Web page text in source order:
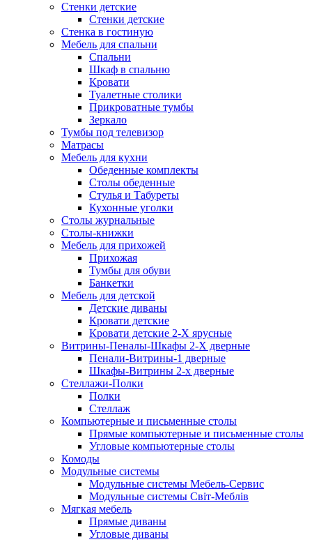
Стенки детские
Стенки детские
Стенка в гостиную
Мебель для спальни
Спальни
Шкаф в спальню
Кровати
Туалетные столики
Прикроватные тумбы
Зеркало
Тумбы под телевизор
Матрасы
Мебель для кухни
Обеденные комплекты
Столы обеденные
Стулья и Табуреты
Кухонные уголки
Столы журнальные
Столы-книжки
Мебель для прихожей
Прихожая
Тумбы для обуви
Банкетки
Мебель для детской
Детские диваны
Кровати детские
Кровати детские 2-Х ярусные
Витрины-Пеналы-Шкафы 2-Х дверные
Пенали-Витрины-1 дверные
Шкафы-Витрины 2-х дверные
Стеллажи-Полки
Полки
Стеллаж
Компьютерные и письменные столы
Прямые компьютерные и письменные столы
Угловые компьютерные столы
Комоды
Модульные системы
Модульные системы Мебель-Сервис
Модульные системы Світ-Meблів
Мягкая мебель
Прямые диваны
Угловые диваны